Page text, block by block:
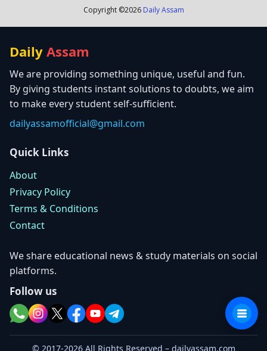
Copyright ©2026 Daily Assam
Daily Assam
We are providing something unique, useful and fun.
By giving students instant solutions to doubts, we aim
to make every student self-sufficient.
dailyassamofficial@gmail.com
Quick Links
About
Privacy Policy
Terms & Conditions
Contact
We share educational news & study materials on social
platforms.
Follow us
© 2017-2026 All Rights Reserved – dailyassam.com